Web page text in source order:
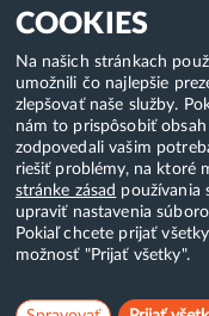
COOKIES
Na našich stránkach
umožnili čo najlepšie
zlepšovať naše služby.
nám to prispôsobiť
zodpovedali vašim
riešiť problémy, na ktoré
stránke zásad používania
upraviť nastavenia
Pokiaľ chcete prijať
možnosť "Prijať všetky".
Klientská zóna
WebAdmin
WebMail
Zmena hesla (E-mail, FTP,
Webhosting
Domény
Copyright & 2018-